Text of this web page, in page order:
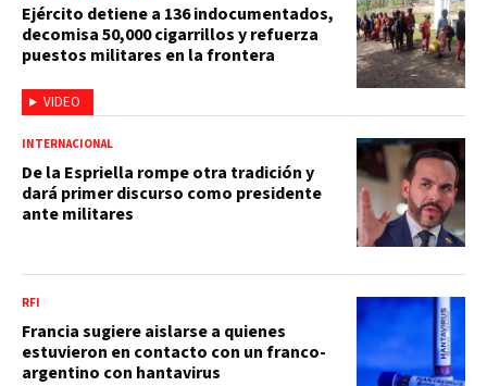
VIDEO
Ejército detiene a 136 indocumentados,
decomisa 50,000 cigarrillos y refuerza
puestos militares en la frontera
INTERNACIONAL
De la Espriella rompe otra tradición y
dará primer discurso como presidente
ante militares
RFI
Francia sugiere aislarse a quienes
estuvieron en contacto con un franco-
argentino con hantavirus